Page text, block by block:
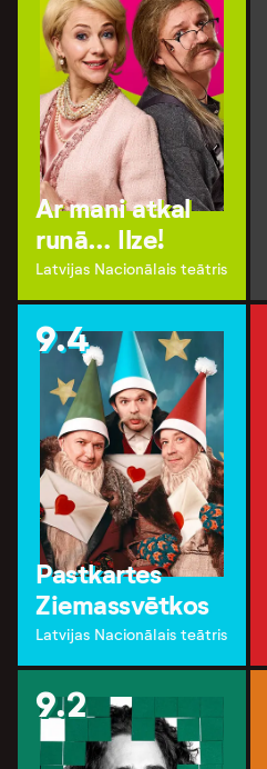
Ar mani atkal
runā… Ilze!
Latvijas Nacionālais teātris
9.4
Pastkartes
Ziemassvētkos
Latvijas Nacionālais teātris
9.2